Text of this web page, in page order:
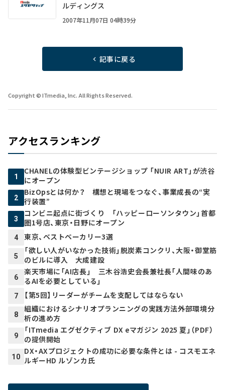
ルディングス
2007年11月07日 04時39分
記事に戻る
Copyright © ITmedia, Inc. All Rights Reserved.
アクセスランキング
1
CHANELの体験型ビンテージショップ 「NUIR ART」が渋谷
にオープン
2
BizOpsとは何か？ 構想と現場をつなぐ、事業成長の“実
行装置”
3
コンビニ起点に街づくり 「ハッピーローソンタウン」首都
圏1号店、東京・日野にオープン
4 東京、ベストベーカリー3選
5
「欲しい人がいなかった技術」脱炭素コンクリ、大阪・御堂筋
のビルに導入 大成建設
6
楽天市場に「AI店長」 三木谷浩史会長兼社長「人間味のあ
るAIを必要としている」
7 【第5回】リーダーがチームを支配してはならない
8
組織におけるシナリオプランニングの実践方法――外部環境分
析の進め方
9
「ITmedia エグゼクティブ DX eマガジン 2025 夏」（PDF）
の提供開始
10
DX・AXプロジェクトの成功に必要な条件とは - コスモエネ
ルギーHD ルゾンカ氏